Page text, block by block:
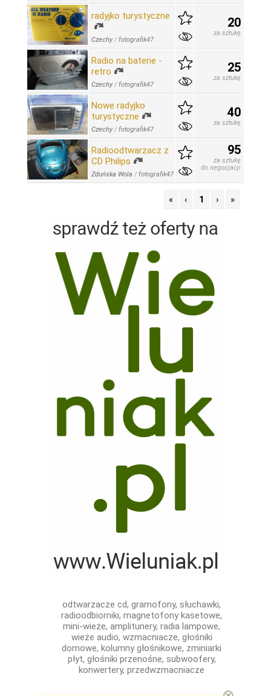
radyjko turystyczne
Czechy /fotografik47
20
za sztukę
Radio na baterie -
retro
Czechy /fotografik47
25
za sztukę
Nowe radyjko
turystyczne
Czechy /fotografik47
40
za sztukę
Radioodtwarzacz z
CD Philips
Zduńska Wola /fotografik47
95
za sztukę
do negocjacji
« ‹ 1 › »
odtwarzacze cd, gramofony, słuchawki,
radioodbiorniki, magnetofony kasetowe,
mini-wieże, amplitunery, radia lampowe,
wieże audio, wzmacniacze, głośniki
domowe, kolumny głośnikowe, zminiarki
płyt, głośniki przenośne, subwoofery,
konwertery, przedwzmacniacze